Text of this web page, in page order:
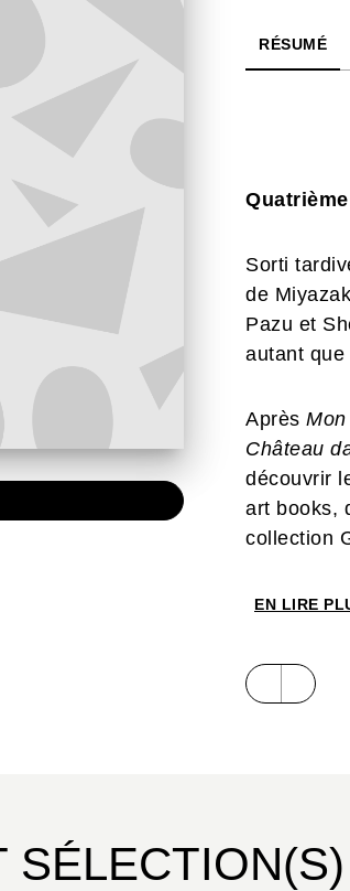
RÉSUMÉ
Sorti
de
Pazu et
autant
Après
Château
découvrir
art books,
collection
EN LIRE
SÉLECTION(S)